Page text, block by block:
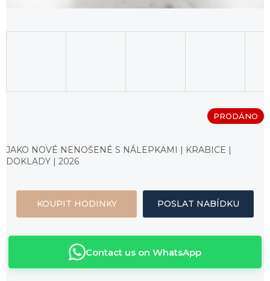
cena:
PRODÁNO
JAKO NOVÉ NENOŠENÉ S NÁLEPKAMI | KRABICE |
DOKLADY | 2026
KOUPIT HODINKY POSLAT NABÍDKU
Contact us on WhatsApp